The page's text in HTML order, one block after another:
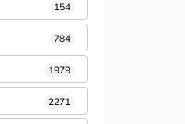
154
784
1979
2271